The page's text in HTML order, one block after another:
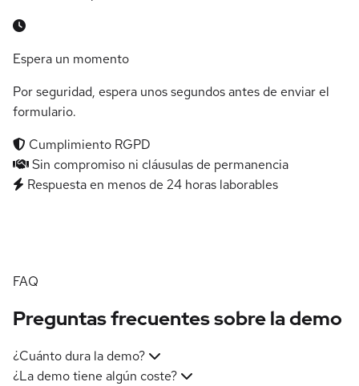
Espera un momento
Por seguridad, espera unos segundos antes de enviar el
formulario.
Cumplimiento RGPD
Sin compromiso ni cláusulas de permanencia
Respuesta en menos de 24 horas laborables
FAQ
Preguntas frecuentes sobre la demo
¿Cuánto dura la demo?
¿La demo tiene algún coste?